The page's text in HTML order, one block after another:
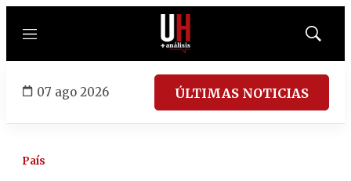
Menú
Mostrar
07 ago 2026 ÚLTIMAS NOTICIAS
País